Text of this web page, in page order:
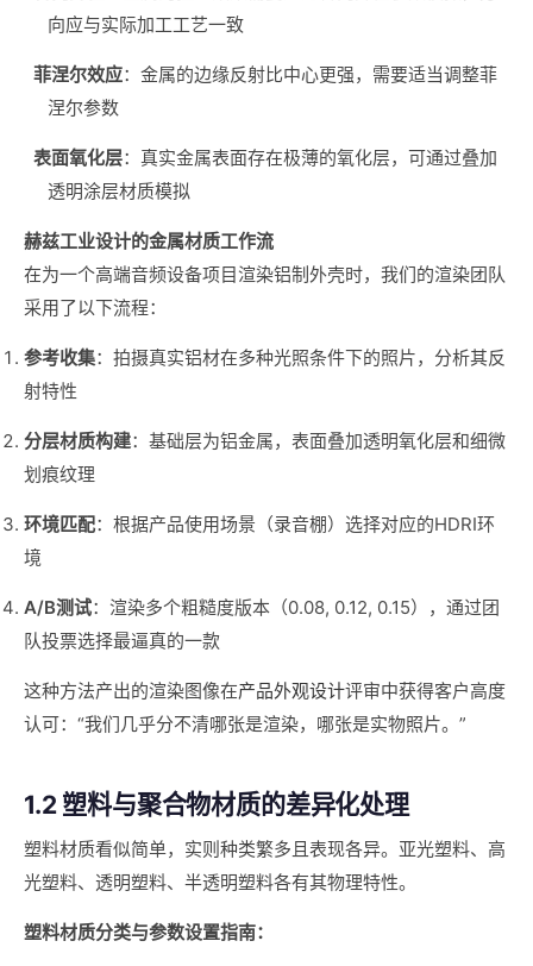
向应与实际加工工艺一致
菲涅尔效应：金属的边缘反射比中心更强，需要适当调整菲
涅尔参数
表面氧化层：真实金属表面存在极薄的氧化层，可通过叠加
透明涂层材质模拟
赫兹工业设计的金属材质工作流
在为一个高端音频设备项目渲染铝制外壳时，我们的渲染团队
采用了以下流程：
参考收集：拍摄真实铝材在多种光照条件下的照片，分析其反
射特性
分层材质构建：基础层为铝金属，表面叠加透明氧化层和细微
划痕纹理
环境匹配：根据产品使用场景（录音棚）选择对应的HDRI环
境
A/B测试：渲染多个粗糙度版本（0.08, 0.12, 0.15），通过团
队投票选择最逼真的一款
这种方法产出的渲染图像在产品外观设计评审中获得客户高度
认可：“我们几乎分不清哪张是渲染，哪张是实物照片。”
1.2 塑料与聚合物材质的差异化处理
塑料材质看似简单，实则种类繁多且表现各异。亚光塑料、高
光塑料、透明塑料、半透明塑料各有其物理特性。
塑料材质分类与参数设置指南：